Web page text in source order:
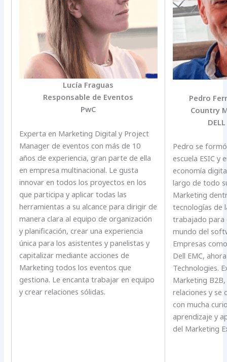
Lucía Fraguas
Responsable de Eventos
PwC
Experta en Marketing Digital y Project
Manager de eventos con más de 10
años de experiencia, gran parte de ella
en empresa multinacional. Le gusta
innovar en todos los proyectos en los
que participa y aplicar todas las
herramientas a su alcance para dirigir de
manera clara al equipo de organización
y planificación, crear una experiencia
única para los asistentes y panelistas y
capitalizar mediante acciones de
Marketing todos los eventos que
gestiona. Le encanta trabajar en equipo
y crear relaciones sólidas.
Pedro
Country
Pedro se
escuela ESIC y
economía
largo de todo
Marketing
tecnologías de
trabajado para
mundo del
Empresas
Dell EMC,
Technologies.
Marketing
relaciones y se
con mucha
aprendizaje y
del Marketing